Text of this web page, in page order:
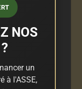
NOS
un
à l'ASSE,